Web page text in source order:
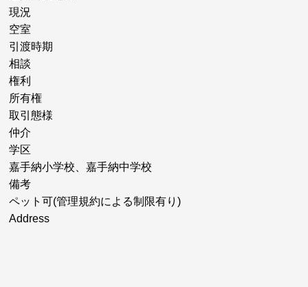
現況
空室
引渡時期
相談
権利
所有権
取引態様
仲介
学区
嘉手納小学校、嘉手納中学校
備考
ペット可(管理規約による制限有り)
Address